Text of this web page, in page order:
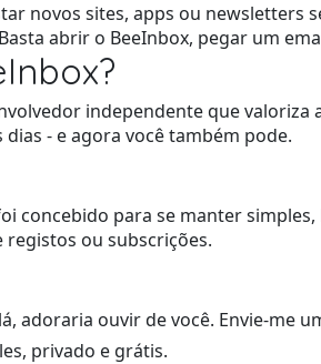
novos sites, apps ou newsletters
abrir o BeeInbox, pegar um
independente que valoriza
- e agora você também pode.
concebido para se manter
registos ou subscrições.
adoraria ouvir de você. Envie-me
privado e grátis.